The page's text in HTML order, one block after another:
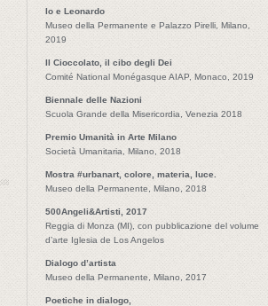
Io e Leonardo
Museo della Permanente e Palazzo Pirelli, Milano,
2019
Il Cioccolato, il cibo degli Dei
Comité National Monégasque AIAP, Monaco, 2019
Biennale delle Nazioni
Scuola Grande della Misericordia, Venezia 2018
Premio Umanità in Arte Milano
Società Umanitaria, Milano, 2018
Mostra #urbanart, colore, materia, luce.
Museo della Permanente, Milano, 2018
500Angeli&Artisti, 2017
Reggia di Monza (MI), con pubblicazione del volume
d’arte Iglesia de Los Angelos
Dialogo d’artista
Museo della Permanente, Milano, 2017
Poetiche in dialogo,